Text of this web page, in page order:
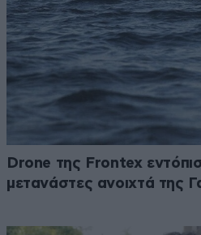
Drone της Frontex
μετανάστες ανοιχτά της